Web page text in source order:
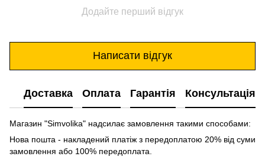
Додайте перший відгук
Написати відгук
Доставка Оплата Гарантія Консультація
Магазин "Simvolika" надсилає замовлення такими способами:
Нова пошта - накладений платіж з передоплатою 20% від суми
замовлення або 100% передоплата.